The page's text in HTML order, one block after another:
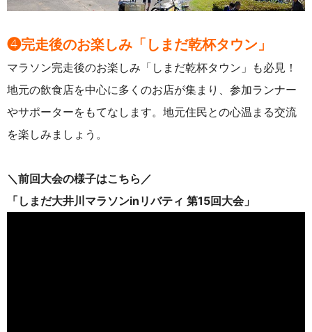
❹完走後のお楽しみ「しまだ乾杯タウン」
マラソン完走後のお楽しみ 「しまだ乾杯タウン」も必見！
地元の飲食店を中心に多くのお店が集まり、参加ランナー
やサポーターをもてなします。 地元住民との心温まる交流
を楽しみましょう。
＼前回大会の様子はこちら／
「しまだ大井川マラソンinリバティ 第15回大会」